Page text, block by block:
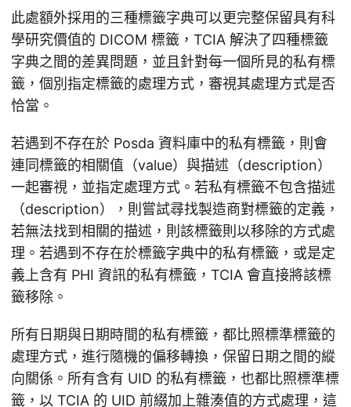
此處額外採用的三種標籤字典可以更完整保留具有科
學研究價值的 DICOM 標籤，TCIA 解決了四種標籤
字典之間的差異問題，並且針對每一個所見的私有標
籤，個別指定標籤的處理方式，審視其處理方式是否
恰當。
若遇到不存在於 Posda 資料庫中的私有標籤，則會
連同標籤的相關值（value）與描述（description）
一起審視，並指定處理方式。若私有標籤不包含描述
（description），則嘗試尋找製造商對標籤的定義，
若無法找到相關的描述，則該標籤則以移除的方式處
理。若遇到不存在於標籤字典中的私有標籤，或是定
義上含有 PHI 資訊的私有標籤，TCIA 會直接將該標
籤移除。
所有日期與日期時間的私有標籤，都比照標準標籤的
處理方式，進行隨機的偏移轉換，保留日期之間的縱
向關係。所有含有 UID 的私有標籤，也都比照標準標
籤，以 TCIA 的 UID 前綴加上雜湊值的方式處理，這